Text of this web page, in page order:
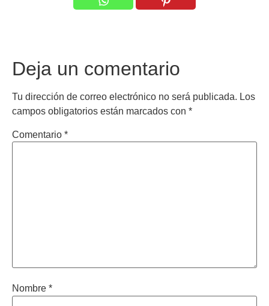
Deja un comentario
Tu dirección de correo electrónico no será publicada. Los
campos obligatorios están marcados con *
Comentario *
Nombre *